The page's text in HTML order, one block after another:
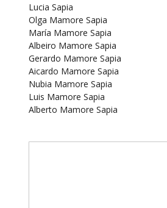
Lucia Sapia
Olga Mamore Sapia
María Mamore Sapia
Albeiro Mamore Sapia
Gerardo Mamore Sapia
Aicardo Mamore Sapia
Nubia Mamore Sapia
Luis Mamore Sapia
Alberto Mamore Sapia